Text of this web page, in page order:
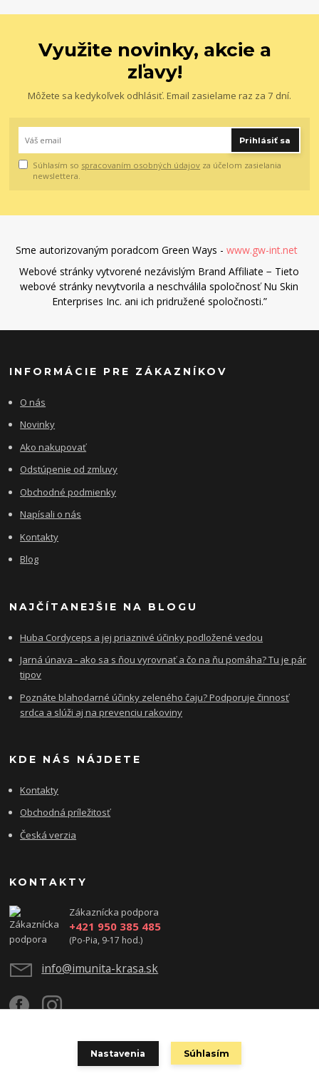
Využite novinky, akcie a
zľavy!
Môžete sa kedykoľvek odhlásiť. Email zasielame raz za 7 dní.
Prihlásiť sa
Súhlasím so spracovaním osobných údajov za účelom zasielania
newslettera.
Sme autorizovaným poradcom Green Ways - www.gw-int.net
Webové stránky vytvorené nezávislým Brand Affiliate − Tieto
webové stránky nevytvorila a neschválila spoločnosť Nu Skin
Enterprises Inc. ani ich pridružené spoločnosti.”
INFORMÁCIE PRE ZÁKAZNÍKOV
O nás
Novinky
Ako nakupovať
Odstúpenie od zmluvy
Obchodné podmienky
Napísali o nás
Kontakty
Blog
NAJČÍTANEJŠIE NA BLOGU
Huba Cordyceps a jej priaznivé účinky podložené vedou
Jarná únava - ako sa s ňou vyrovnať a čo na ňu pomáha? Tu je pár
tipov
Poznáte blahodarné účinky zeleného čaju? Podporuje činnosť
srdca a slúži aj na prevenciu rakoviny
KDE NÁS NÁJDETE
Kontakty
Obchodná príležitosť
Česká verzia
KONTAKTY
Zákaznícka podpora
+421 950 385 485
(Po-Pia, 9-17 hod.)
info@imunita-krasa.sk
Nastavenia Súhlasím